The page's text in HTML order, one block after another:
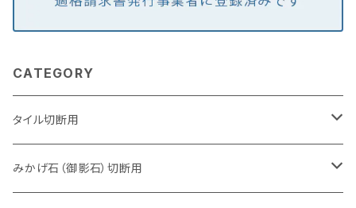
CATEGORY
タイル切断用
105mm（4インチ）
みかげ石（御影石）切断用